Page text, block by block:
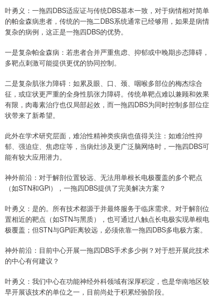
叶勇义：一拖四DBS适应证与传统DBS基本一致，对于病情相对简单
的帕金森病患者，传统的一拖二DBS系统通常已经够用，如果是病情
复杂的病例，这正是一拖四DBS的优势。
一是复杂帕金森病：若患者合并严重焦虑、抑郁或中晚期步态障碍，
多靶点刺激可能提供更优的协同控制。
二是复杂肌张力障碍：如累及眼、口、颈、咽喉多部位的梅杰综合
征，或症状更严重的全身性肌张力障碍。传统单靶点难以兼顾和效果
有限，肉毒素治疗也仅局部起效，而一拖四DBS为同时控制多部位症
状带来了新希望。
此外在学术研究层面，难治性精神类疾病也值得关注：如难治性抑
郁、强迫症、焦虑症等，当病灶涉及更广泛脑网络时，一拖四DBS可
能有较大应用潜力。
神外前沿：对于解剖位置较远、无法用单根长电极覆盖的多个靶点
（如STN和GPi），一拖四DBS提供了完美解决方案？
叶勇义：是的。所有技术都源于并最终服务于临床需求。对于解剖位
置相近的靶点（如STN与黑质），也可通过八触点长电极实现单根电
极覆盖；但STN与GPi距离较远，必须依靠一拖四DBS多电极方案。
神外前沿：目前中心开展一拖四DBS手术多少例？对于想开展此技术
的中心有何建议？
叶勇义：我们中心在功能神经外科领域有深厚积淀，也是华南地区较
早开展该技术的单位之一，目前尚处于积累经验阶段。